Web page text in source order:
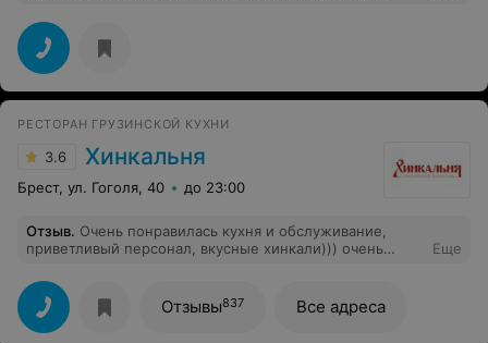
РЕСТОРАН ГРУЗИНСКОЙ КУХНИ
3.6 Хинкальня
Брест, ул. Гоголя, 40 до 23:00
Отзыв. Очень понравилась кухня и обслуживание,
приветливый персонал, вкусные хинкали))) очень
Еще
Отзывы837 Все адреса